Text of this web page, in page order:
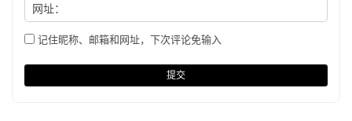
网址：
记住昵称、邮箱和网址，下次评论免输入
提交